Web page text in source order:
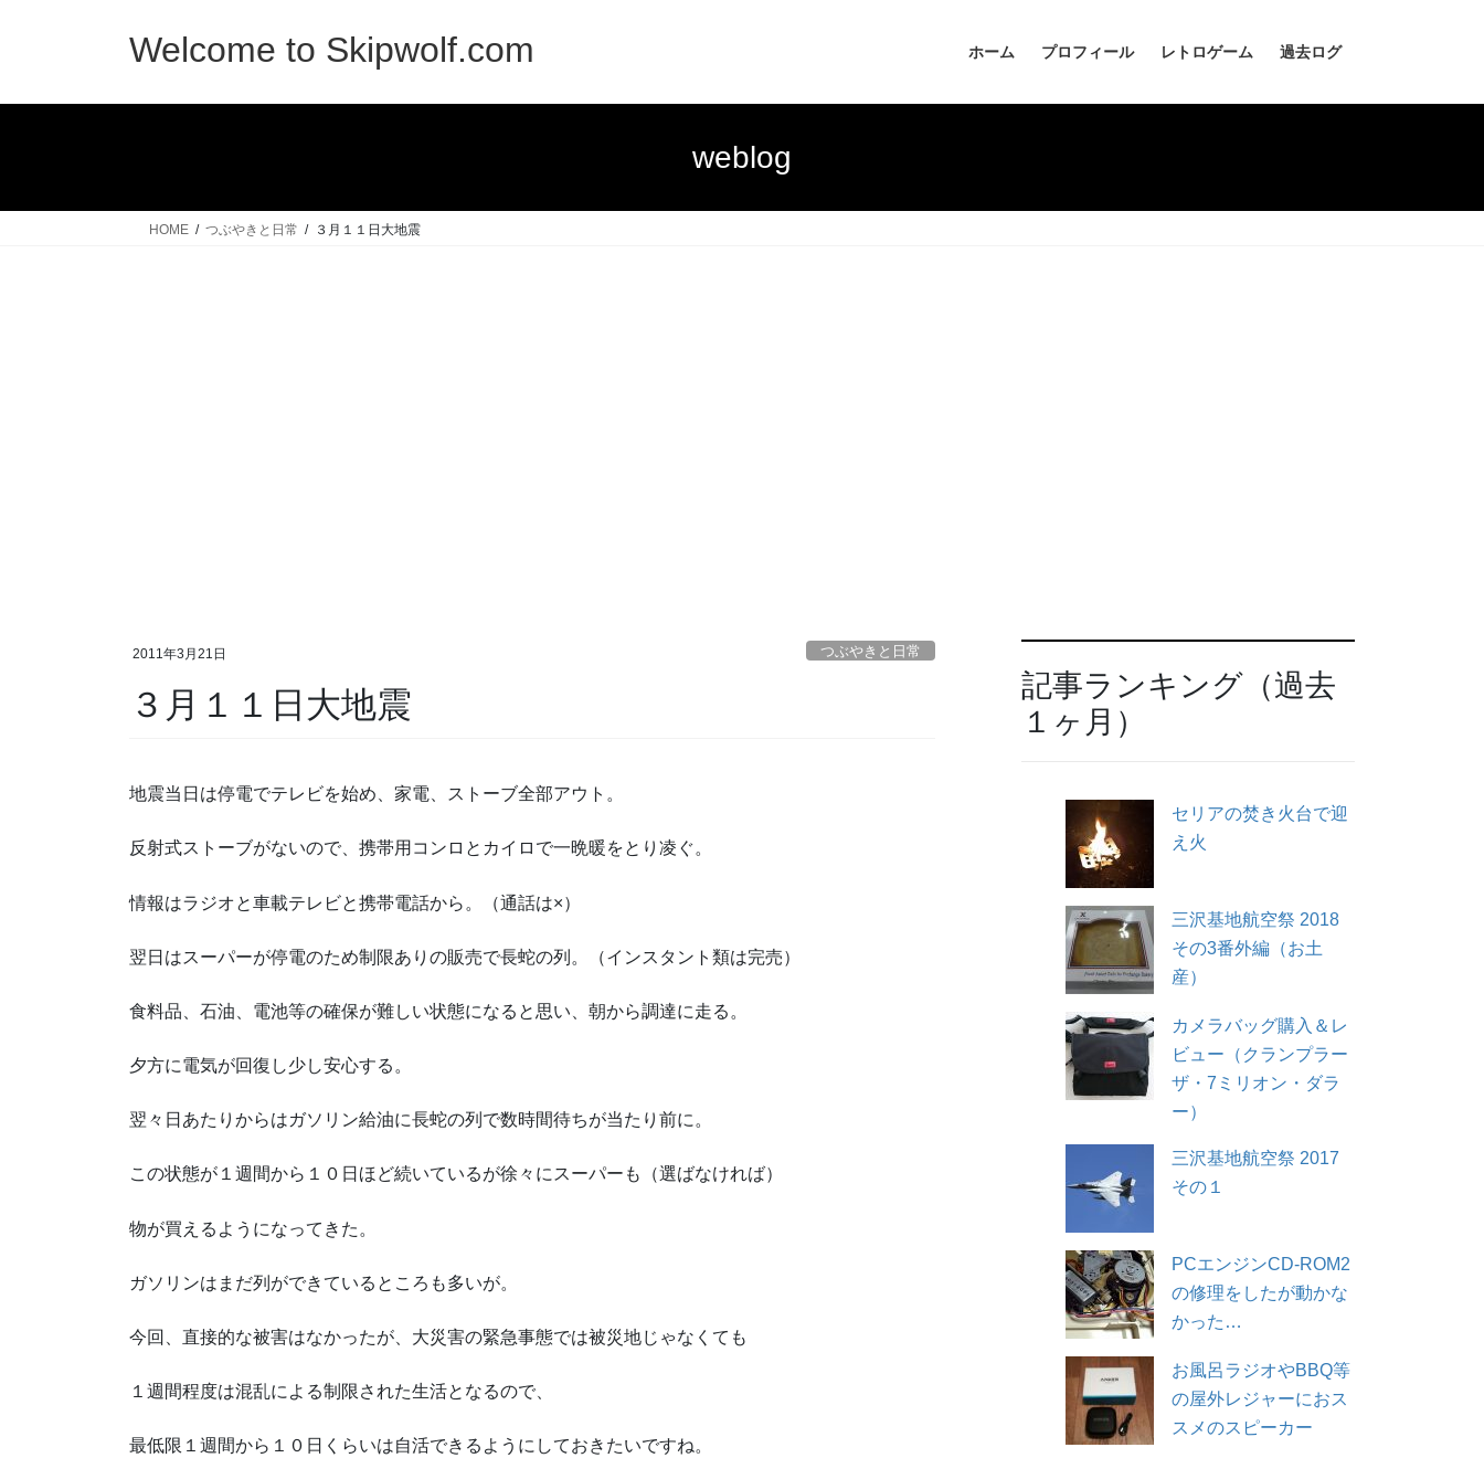
Welcome to Skipwolf.com ホーム プロフィール レトロゲーム 過去ログ
weblog
HOME つぶやきと日常 ３月１１日大地震
2011年3月21日 つぶやきと日常
３月１１日大地震
地震当日は停電でテレビを始め、家電、ストーブ全部アウト。
反射式ストーブがないので、携帯用コンロとカイロで一晩暖をとり凌ぐ。
情報はラジオと車載テレビと携帯電話から。（通話は×）
翌日はスーパーが停電のため制限ありの販売で長蛇の列。（インスタント類は完売）
食料品、石油、電池等の確保が難しい状態になると思い、朝から調達に走る。
夕方に電気が回復し少し安心する。
翌々日あたりからはガソリン給油に長蛇の列で数時間待ちが当たり前に。
この状態が１週間から１０日ほど続いているが徐々にスーパーも（選ばなければ）
物が買えるようになってきた。
ガソリンはまだ列ができているところも多いが。
今回、直接的な被害はなかったが、大災害の緊急事態では被災地じゃなくても
１週間程度は混乱による制限された生活となるので、
最低限１週間から１０日くらいは自活できるようにしておきたいですね。
記事ランキング（過去
１ヶ月）
セリアの焚き火台で迎
え火
三沢基地航空祭 2018
その3番外編（お土
産）
カメラバッグ購入＆レ
ビュー（クランプラー
ザ・7ミリオン・ダラ
ー）
三沢基地航空祭 2017
その１
PCエンジンCD-ROM2
の修理をしたが動かな
かった…
お風呂ラジオやBBQ等
の屋外レジャーにおス
スメのスピーカー